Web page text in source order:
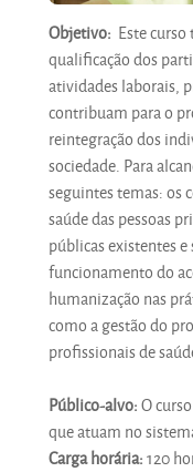
Objetivo: Este
qualificação dos
atividades laborais,
contribuam para o
reintegração dos
sociedade. Para
seguintes temas: os
saúde das pessoas
públicas existentes
funcionamento do
humanização nas
como a gestão do
profissionais de
Público-alvo:O
que atuam no
Carga horária:120